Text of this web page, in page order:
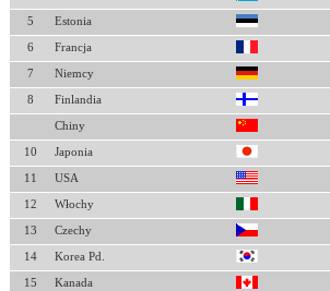
5 Estonia
6 Francja
7 Niemcy
8 Finlandia
Chiny
10 Japonia
11 USA
12 Włochy
13 Czechy
14 Korea Pd.
15 Kanada